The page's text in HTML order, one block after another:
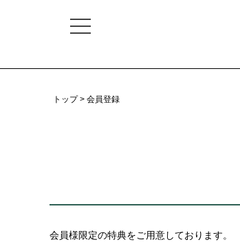
トップ 会員登録
会員様限定の特典をご用意しております。